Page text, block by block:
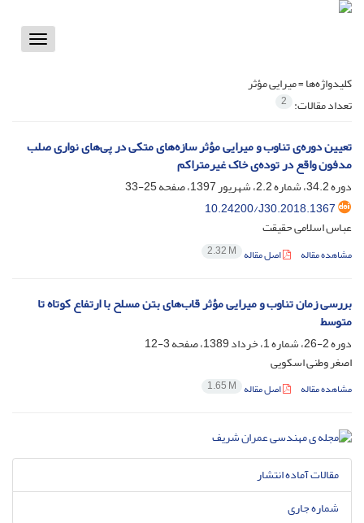
Toggle
کلیدواژه‌ها =میرایی مؤثر
تعداد مقالات: 2
تعیین دوره‌ی تناوب و میرایی مؤثر سازه‌های متکی در پی‌های نواری صلب
مدفون واقع در توده‌ی خاک غیرمتراکم
دوره 34.2، شماره 2.2، شهریور 1397، صفحه
25-33
10.24200/J30.2018.1367
عباس اسلامی حقیقت
مشاهده مقاله اصل مقاله 2.32 M
بررسی زمان تناوب و میرایی مؤثر قاب‌های بتن مسلح با ارتفاع کوتاه تا
متوسط
دوره 2-26، شماره 1، خرداد 1389، صفحه
3-12
اصغر وطنی اسکویی
مشاهده مقاله اصل مقاله 1.65 M
مقالات آماده انتشار
شماره جاری